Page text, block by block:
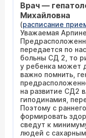
Врач —
Михайловна
(расписание
Уважаемая
передается по
больны СД 2, то
у ребенка может
важно помнить,
на развитие СД2
гиподинамия,
Поэтому с
формировать
сведут к
людей с